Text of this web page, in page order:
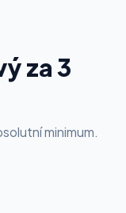
za 3
minimum.